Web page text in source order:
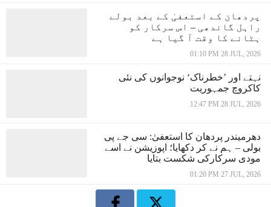
پردھان کے استعفیٰ کے بعد بولے
راہل گاندھی – اس سرکار کو
ہٹانے کا وقت آ گیا ہے
01:10 PM 28 JUL, 2026
نہتے اور ’خطرناک‘ نوجوانوں کی نئی
کاکروچ جمہوریت
12:47 PM 28 JUL, 2026
دھرمیندر پردھان کا استعفیٰ: سی جے پی
بولی – ہم نے کر دکھایا؛ اپوزیشن نے اسے
مودی سرکارکی شکست بتایا
01:20 PM 27 JUL, 2026